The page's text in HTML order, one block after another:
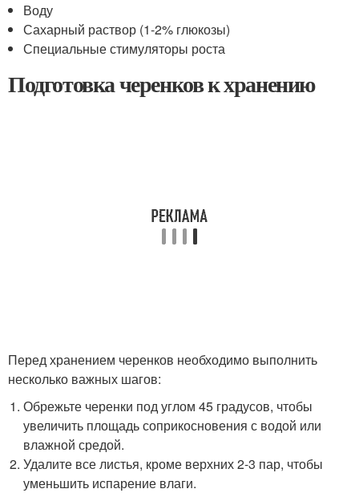
Воду
Сахарный раствор (1-2% глюкозы)
Специальные стимуляторы роста
Подготовка черенков к хранению
Перед хранением черенков необходимо выполнить
несколько важных шагов:
Обрежьте черенки под углом 45 градусов, чтобы
увеличить площадь соприкосновения с водой или
влажной средой.
Удалите все листья, кроме верхних 2-3 пар, чтобы
уменьшить испарение влаги.